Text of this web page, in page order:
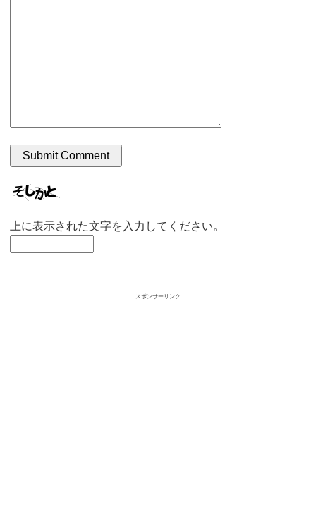
上に表示された文字を入力してください。
スポンサーリンク